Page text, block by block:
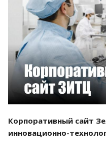
Корпоративный сайт
инновационно-